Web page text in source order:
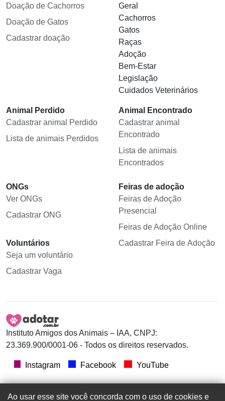
Doação de Cachorros
Doação de Gatos
Cadastrar doação
Geral
Cachorros
Gatos
Raças
Adoção
Bem-Estar
Legislação
Cuidados Veterinários
Animal Perdido
Cadastrar animal Perdido
Lista de animais Perdidos
Animal Encontrado
Cadastrar animal
Encontrado
Lista de animais
Encontrados
ONGs
Ver ONGs
Cadastrar ONG
Voluntários
Seja um voluntário
Cadastrar Vaga
Feiras de adoção
Feiras de Adoção
Presencial
Feiras de Adoção Online
Cadastrar Feira de Adoção
Instituto Amigos dos Animais – IAA, CNPJ:
23.369.900/0001-06 - Todos os direitos reservados.
Instagram Facebook YouTube
Ao usar esse site você concorda com o uso de cookies e